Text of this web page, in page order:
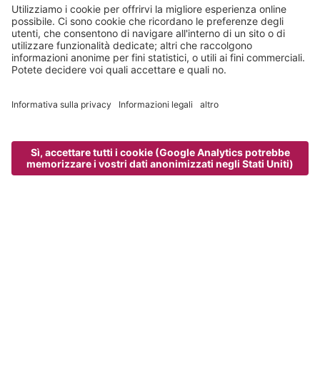
“Un bellissimo panorama e un ristorante
accurato e abbondante.“
TripAdvisor - 913Donata - Settembre 2016